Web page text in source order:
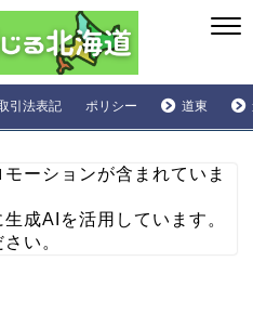
引法表記 ポリシー 道東
ーションが含まれていま
成AIを活用しています。
い。